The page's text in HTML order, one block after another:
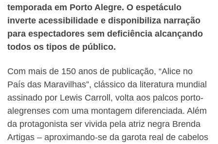
temporada em Porto Alegre. O espetáculo
inverte acessibilidade e disponibiliza narração
para espectadores sem deficiência alcançando
todos os tipos de público.
Com mais de 150 anos de publicação, “Alice no
País das Maravilhas”, clássico da literatura mundial
assinado por Lewis Carroll, volta aos palcos porto-
alegrenses com uma montagem diferenciada. Além
da protagonista ser vivida pela atriz negra Brenda
Artigas – aproximando-se da garota real de cabelos